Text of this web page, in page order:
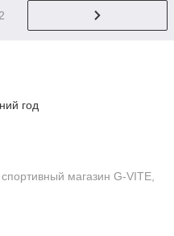
год
магазин G-VITE,